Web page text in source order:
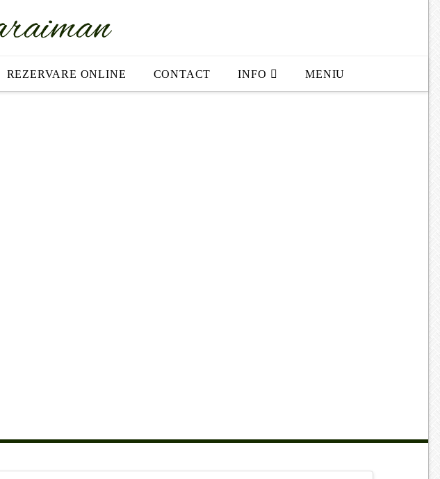
REZERVARE ONLINE CONTACT INFO MENIU